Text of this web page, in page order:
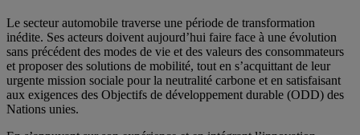
Le secteur automobile traverse une période de transformation
inédite. Ses acteurs doivent aujourd’hui faire face à une évolution
sans précédent des modes de vie et des valeurs des consommateurs
et proposer des solutions de mobilité, tout en s’acquittant de leur
urgente mission sociale pour la neutralité carbone et en satisfaisant
aux exigences des Objectifs de développement durable (ODD) des
Nations unies.